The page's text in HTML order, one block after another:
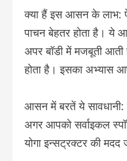
क्या हैं इस आसन के लाभ:
पाचन बेहतर होता है।
अपर बॉडी में मजबूती
होता है। इसका अभ्यास
आसन में बरतें ये
अगर आपको सर्वाइकल
योगा इन्सट्रक्टर की